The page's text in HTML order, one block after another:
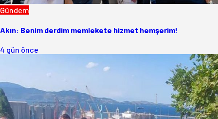
Gündem
Akın: Benim derdim memlekete hizmet hemşerim!
4 gün önce